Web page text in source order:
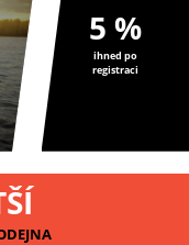
5 %
ihned po
registraci